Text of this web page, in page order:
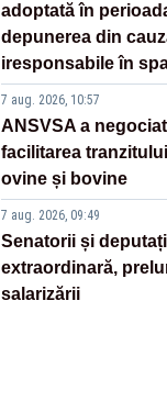
adoptată în
depunerea din
iresponsabile în
7 aug. 2026, 10:57
ANSVSA a
facilitarea
ovine și bovine
7 aug. 2026, 09:49
Senatorii și
extraordinară,
salarizării